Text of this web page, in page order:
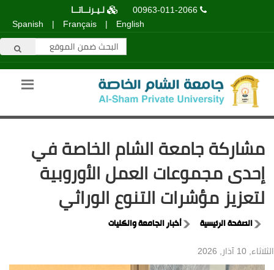
00963-011-2066
لـيـرنــاتــا
English
|
Français
|
Spanish
مشاركة جامعة الشام الخاصة في
إحدى مجموعات العمل الأوروبية
لتعزيز مؤشرات التنوع الوراثي
الصفحة الرئيسية أخبار الجامعة والكليات
الثلاثاء, 10 آذار, 2026